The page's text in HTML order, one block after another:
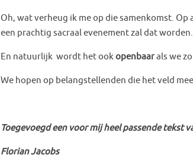
Oh, wat verheug ik me op die samenkomst.
een prachtig sacraal evenement zal dat worden.
En natuurlijk wordt het ookopenbaarals we
We hopen op belangstellenden die het veld
Toegevoegd een voor mij heel passende tekst
Florian Jacobs